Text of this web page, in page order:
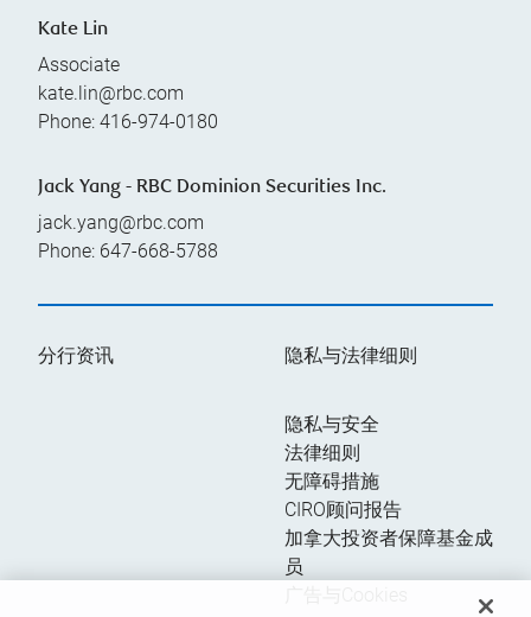
Kate Lin
Associate
kate.lin@rbc.com
Phone: 416-974-0180
Jack Yang - RBC Dominion Securities Inc.
jack.yang@rbc.com
Phone: 647-668-5788
分行资讯 隐私与法律细则
隐私与安全
法律细则
无障碍措施
CIRO顾问报告
加拿大投资者保障基金成
员